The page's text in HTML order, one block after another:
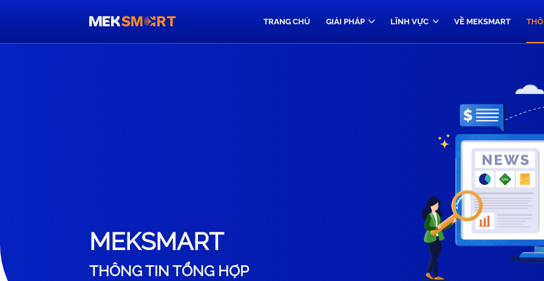
TRANG CHỦ GIẢI PHÁP LĨNH VỰC VỀ MEKSMART
MEKSMART
THÔNG TIN TỔNG HỢP